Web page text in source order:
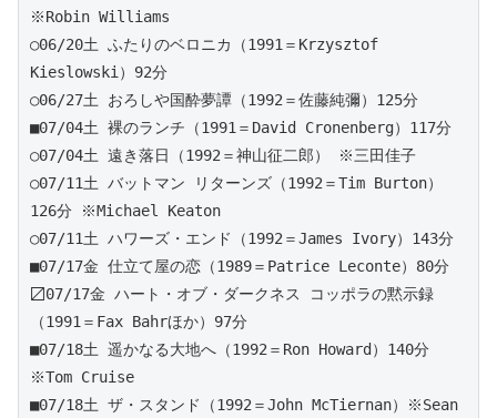
※Robin Williams
○06/20土 ふたりのベロニカ（1991＝Krzysztof
Kieslowski）92分
○06/27土 おろしや国酔夢譚（1992＝佐藤純彌）125分
■07/04土 裸のランチ（1991＝David Cronenberg）117分
○07/04土 遠き落日（1992＝神山征二郎） ※三田佳子
○07/11土 バットマン リターンズ（1992＝Tim Burton）
126分 ※Michael Keaton
○07/11土 ハワーズ・エンド（1992＝James Ivory）143分
■07/17金 仕立て屋の恋（1989＝Patrice Leconte）80分
〼07/17金 ハート・オブ・ダークネス コッポラの黙示録
（1991＝Fax Bahrほか）97分
■07/18土 遥かなる大地へ（1992＝Ron Howard）140分
※Tom Cruise
■07/18土 ザ・スタンド（1992＝John McTiernan）※Sean